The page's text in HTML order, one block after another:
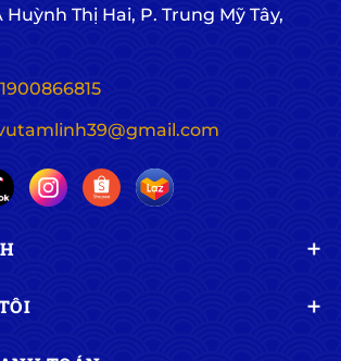
Huỳnh Thị Hai, P. Trung Mỹ Tây,
1900866815